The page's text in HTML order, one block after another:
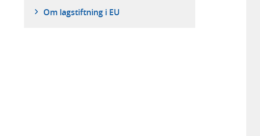
Om lagstiftning i EU